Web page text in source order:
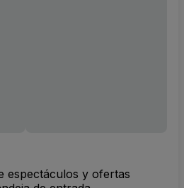
espectáculos y ofertas